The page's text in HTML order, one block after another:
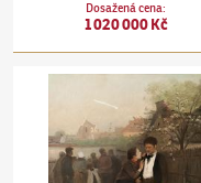
Dosažená cena:
1 020 000 Kč
Václav Brožík(1851–1901)Kometa